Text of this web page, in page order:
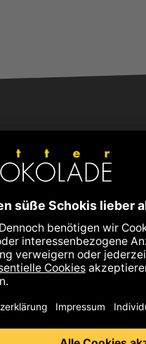
+43 3152 5554
Zotter Live Chat
Weitere